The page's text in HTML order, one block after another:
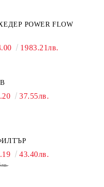
POWER FLOW
1983.21лв.
37.55лв.
43.40лв.